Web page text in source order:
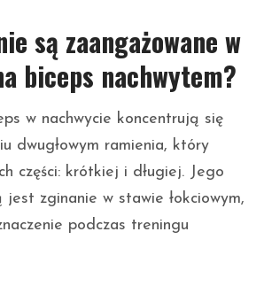
są zaangażowane w
biceps nachwytem?
w nachwycie koncentrują się
dwugłowym ramienia, który
części: krótkiej i długiej. Jego
zginanie w stawie łokciowym,
podczas treningu